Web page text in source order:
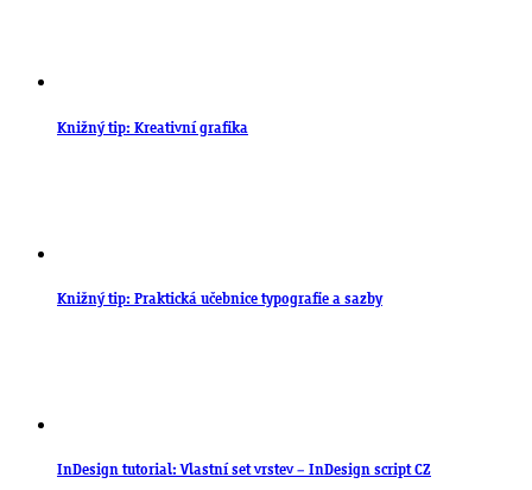
Knižný tip: Kreativní grafika
Knižný tip: Praktická učebnice typografie a sazby
InDesign tutorial: Vlastní set vrstev – InDesign script CZ